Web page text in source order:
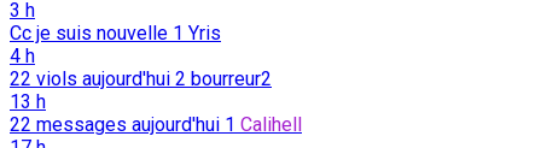
3 h
Cc je suis nouvelle 1 Yris
4 h
22 viols aujourd'hui 2 bourreur2
13 h
22 messages aujourd'hui 1 Calihell